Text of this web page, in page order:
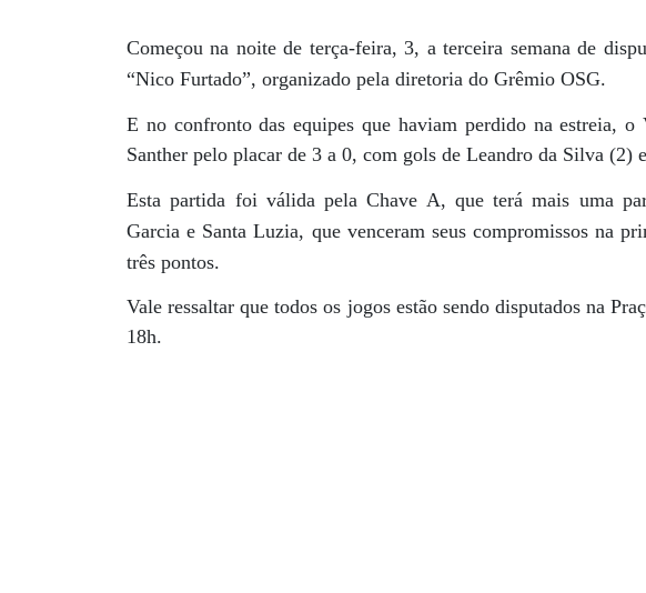
Começou na noite de terça-feira, 3, a terceira semana de
“Nico Furtado”, organizado pela diretoria do Grêmio OSG.
E no confronto das equipes que haviam perdido na estreia,
Santher pelo placar de 3 a 0, com gols de Leandro da Silva (2)
Esta partida foi válida pela Chave A, que terá mais uma
Garcia e Santa Luzia, que venceram seus compromissos na
três pontos.
Vale ressaltar que todos os jogos estão sendo disputados na
18h.